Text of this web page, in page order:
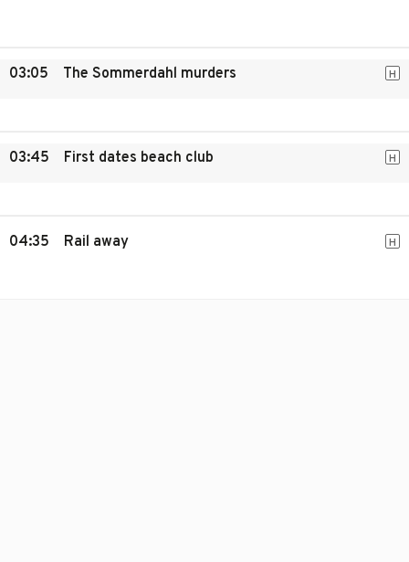
03:05 The Sommerdahl murders H
03:45 First dates beach club H
04:35 Rail away H